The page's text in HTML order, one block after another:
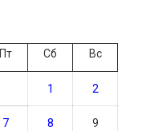
Пт Сб Вс
1 2
7 8 9